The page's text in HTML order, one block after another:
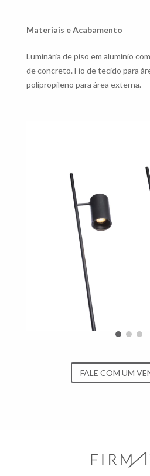
Materiais e Acabamento
Luminária de piso em alumínio
de concreto. Fio de tecido para
polipropileno para área externa.
FALE COM UM